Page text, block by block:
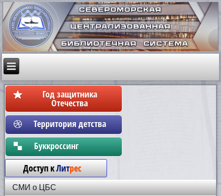
Год защитника
Отечества
Территория детства
Бyккpoccинг
Доступ кЛитрес
СМИ о ЦБС